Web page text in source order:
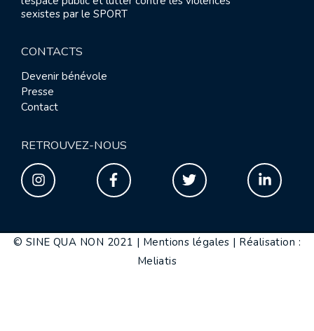
sexistes par le SPORT
CONTACTS
Devenir bénévole
Presse
Contact
RETROUVEZ-NOUS
© SINE QUA NON 2021 | Mentions légales | Réalisation :
Meliatis